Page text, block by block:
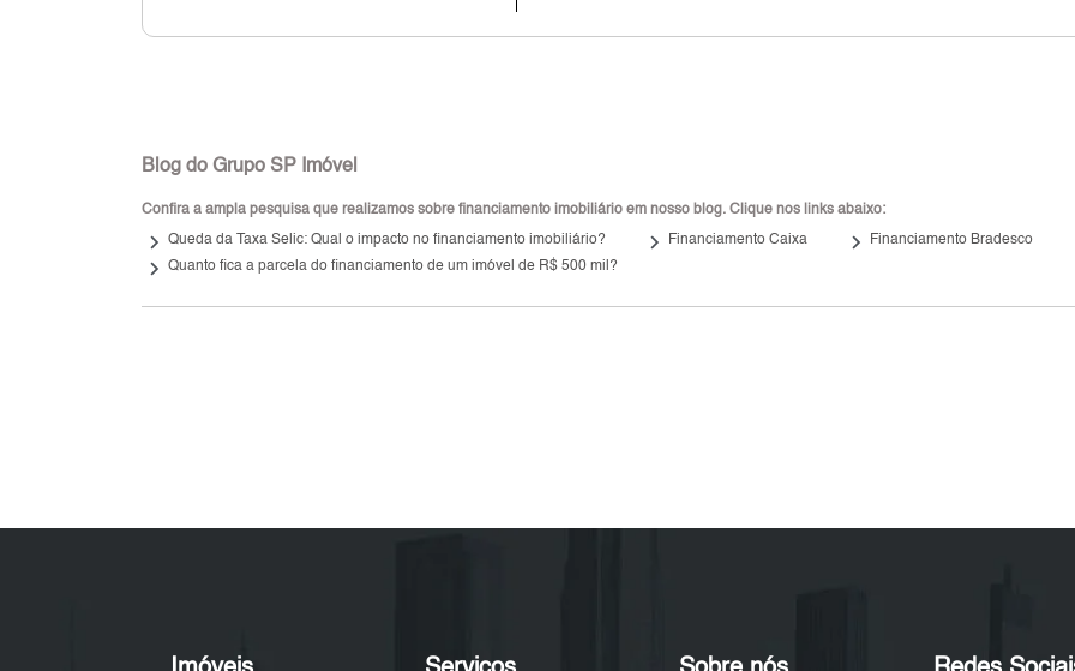
Blog do Grupo SP Imóvel
Confira a ampla pesquisa que realizamos sobre financiamento imobiliário em nosso blog. Clique nos links abaixo:
keyboard_arrow_right Queda da Taxa Selic: Qual o impacto no financiamento imobiliário? keyboard_arrow_right Financiamento Caixa keyboard_arrow_right Financiamento Bradesco
keyboard_arrow_right Quanto fica a parcela do financiamento de um imóvel de R$ 500 mil?